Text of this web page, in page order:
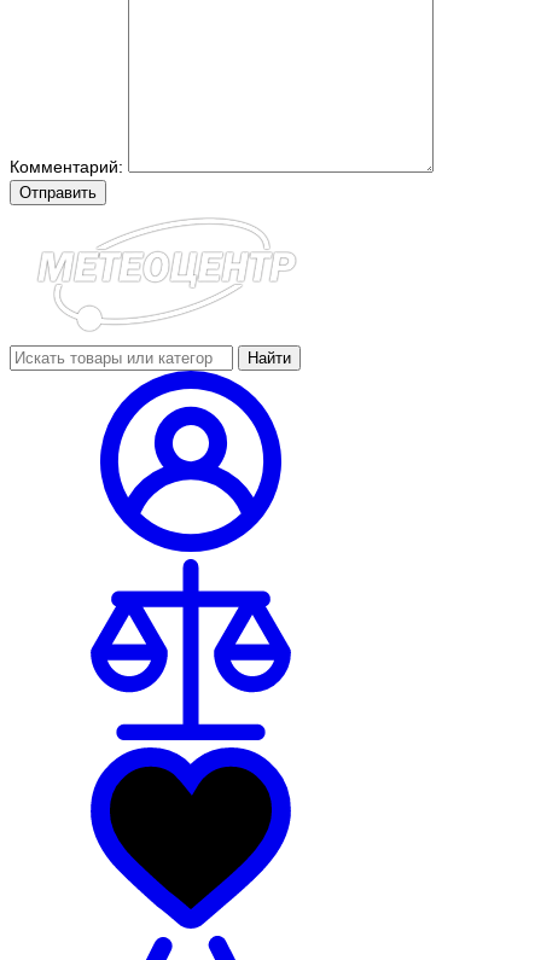
Комментарий:
Отправить
Найти